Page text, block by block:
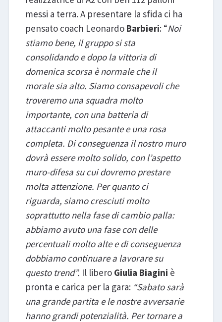
messi a terra. A presentare la sfida ci ha
pensato coach Leonardo Barbieri: “Noi
stiamo bene, il gruppo si sta
consolidando e dopo la vittoria di
domenica scorsa è normale che il
morale sia alto. Siamo consapevoli che
troveremo una squadra molto
importante, con una batteria di
attaccanti molto pesante e una rosa
completa. Di conseguenza il nostro muro
dovrà essere molto solido, con l’aspetto
muro-difesa su cui dovremo prestare
molta attenzione. Per quanto ci
riguarda, siamo cresciuti molto
soprattutto nella fase di cambio palla:
abbiamo avuto una fase con delle
percentuali molto alte e di conseguenza
dobbiamo continuare a lavorare su
questo trend”. Il libero Giulia Biagini è
pronta e carica per la gara: “Sabato sarà
una grande partita e le nostre avversarie
hanno grandi potenzialità. Per tornare a